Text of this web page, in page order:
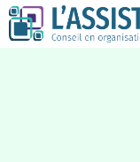
Passer
au
contenu